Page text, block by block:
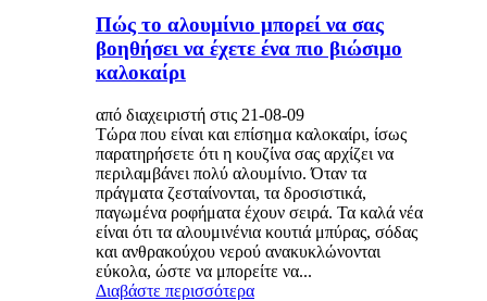
Πώς το αλουμίνιο μπορεί να σας
βοηθήσει να έχετε ένα πιο βιώσιμο
καλοκαίρι
από διαχειριστή στις 21-08-09
Τώρα που είναι και επίσημα καλοκαίρι, ίσως
παρατηρήσετε ότι η κουζίνα σας αρχίζει να
περιλαμβάνει πολύ αλουμίνιο. Όταν τα
πράγματα ζεσταίνονται, τα δροσιστικά,
παγωμένα ροφήματα έχουν σειρά. Τα καλά νέα
είναι ότι τα αλουμινένια κουτιά μπύρας, σόδας
και ανθρακούχου νερού ανακυκλώνονται
εύκολα, ώστε να μπορείτε να...
Διαβάστε περισσότερα